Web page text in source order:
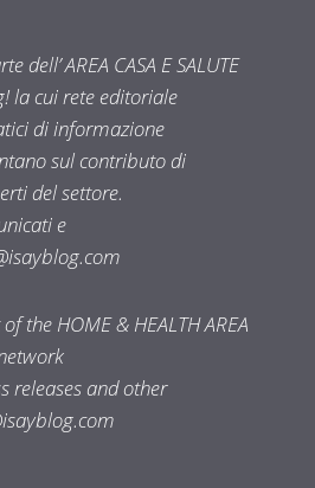
dell’ AREA CASA E SALUTE
la cui rete editoriale
di informazione
sul contributo di
del settore.
e
the HOME & HEALTH AREA
releases and other